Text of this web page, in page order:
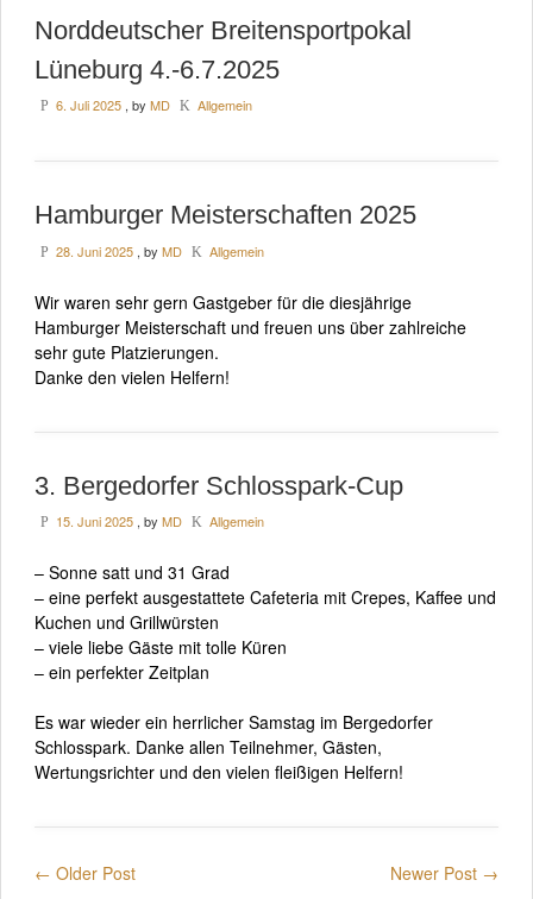
Norddeutscher Breitensportpokal
Lüneburg 4.-6.7.2025
P 6. Juli 2025 , by MD K Allgemein
Hamburger Meisterschaften 2025
P 28. Juni 2025 , by MD K Allgemein
Wir waren sehr gern Gastgeber für die diesjährige
Hamburger Meisterschaft und freuen uns über zahlreiche
sehr gute Platzierungen.
Danke den vielen Helfern!
3. Bergedorfer Schlosspark-Cup
P 15. Juni 2025 , by MD K Allgemein
– Sonne satt und 31 Grad
– eine perfekt ausgestattete Cafeteria mit Crepes, Kaffee und
Kuchen und Grillwürsten
– viele liebe Gäste mit tolle Küren
– ein perfekter Zeitplan
Es war wieder ein herrlicher Samstag im Bergedorfer
Schlosspark. Danke allen Teilnehmer, Gästen,
Wertungsrichter und den vielen fleißigen Helfern!
← Older Post Newer Post →